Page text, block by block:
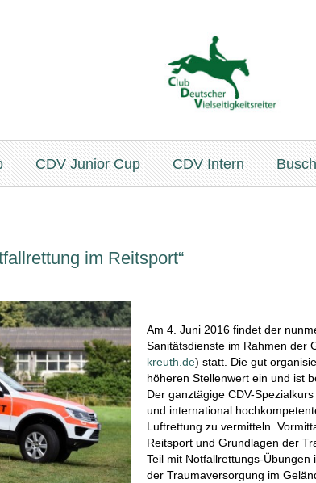
CDV Junior Cup CDV Intern
im Reitsport“
Am 4. Juni 2016 findet der
Sanitätsdienste im Rahmen der
kreuth.de) statt. Die gut
höheren Stellenwert ein und ist
Der ganztägige CDV-
und international
Luftrettung zu vermitteln.
Reitsport und Grundlagen der
Teil mit Notfallrettungs-
der Traumaversorgung im